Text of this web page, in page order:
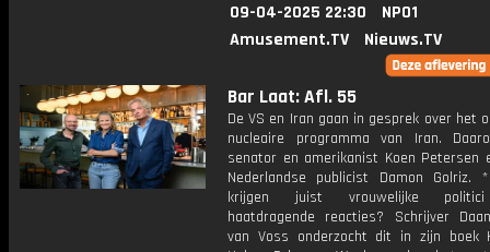
09-04-2025 22:30
NPO1
Amusement.TV
Nieuws.TV
Bar Laat: Afl. 55
De VS en Iran gaan in gesprek over het
nucleaire programma van Iran.
senator en amerikanist Koen Petersen
Nederlandse publicist Damon Golriz.
krijgen juist vrouwelijke
haatdragende reacties? Schrijver
van Voss onderzocht dit in zijn boek